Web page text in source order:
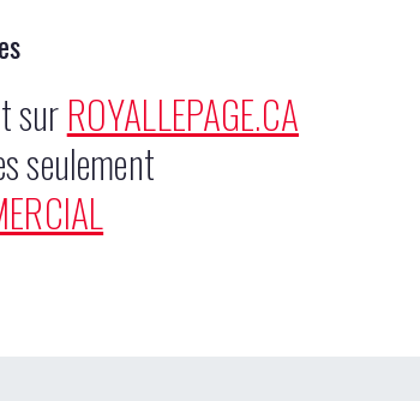
surROYALLEPAGE.CA
seulement